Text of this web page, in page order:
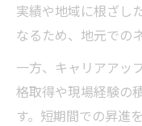
実績や地域に根ざし
なるため、地元での
一方、キャリアアッ
格取得や現場経験の
す。短期間での昇進